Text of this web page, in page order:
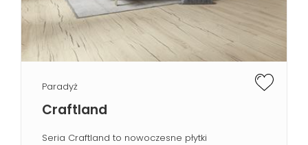
Paradyż
Craftland
Seria Craftland to nowoczesne płytki